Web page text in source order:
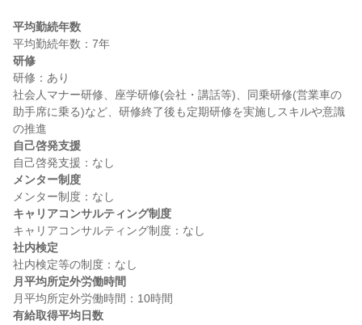
平均勤続年数
研修
研修：あり
社会人マナー研修、座学研修(会社・講話等)、同乗研修(営業車の
助手席に乗る)など、研修終了後も定期研修を実施しスキルや意識
自己啓発支援
メンター制度
キャリアコンサルティング制度
社内検定
月平均所定外労働時間
有給取得平均日数